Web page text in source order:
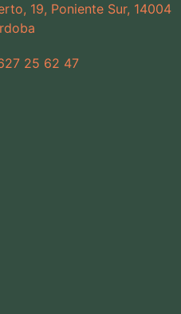
19, Poniente Sur, 14004
25 62 47